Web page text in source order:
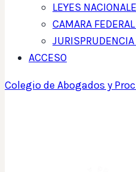
LEYES
CAMARA
JURISPRUDENCIA
ACCESO
Colegio de Abogados y